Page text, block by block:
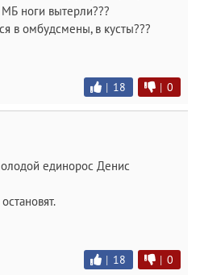
ноги вытерли???
в омбудсмены, в кусты???
| 18 | 0
единорос Денис
| 18 | 0